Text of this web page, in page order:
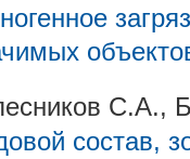
С.А.,
состав,